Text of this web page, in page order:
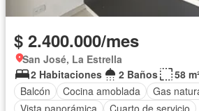
$ 2.400.000/mes
San José, La Estrella
2 Habitaciones
2 Baños
58
Balcón
Cocina amoblada
Gas